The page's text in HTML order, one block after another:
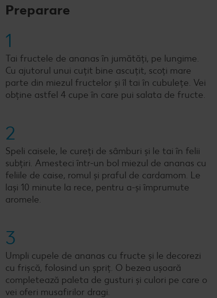
Preparare
1
Tai fructele de ananas în jumătăți, pe lungime.
Cu ajutorul unui cuțit bine ascuțit, scoți mare
parte din miezul fructelor și îl tai în cubulețe. Vei
obţine astfel 4 cupe în care pui salata de fructe.
2
Speli caisele, le cureți de sâmburi și le tai în felii
subțiri. Amesteci într-un bol miezul de ananas cu
feliile de caise, romul și praful de cardamom. Le
laşi 10 minute la rece, pentru a-şi împrumute
aromele.
3
Umpli cupele de ananas cu fructe și le decorezi
cu frișcă, folosind un șpriț. O bezea uşoară
completează paleta de gusturi şi culori pe care o
vei oferi musafirilor dragi.